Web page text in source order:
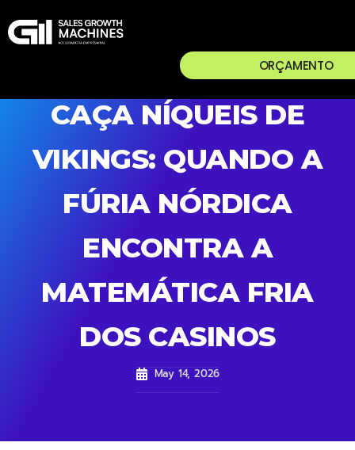
ORÇAMENTO
CAÇA NÍQUEIS DE
VIKINGS: QUANDO A
FÚRIA NÓRDICA
ENCONTRA A
MATEMÁTICA FRIA
DOS CASINOS
May 14, 2026